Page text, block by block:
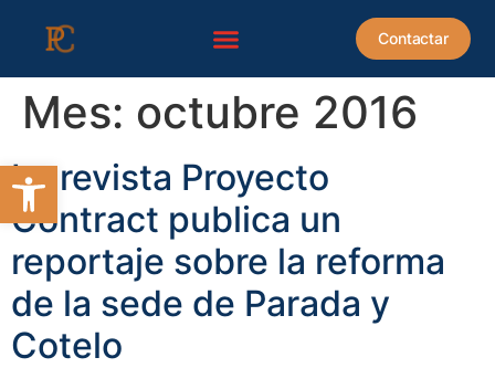
Abrir barra de herramientas
Contactar
Mes: octubre 2016
La revista Proyecto
Contract publica un
reportaje sobre la reforma
de la sede de Parada y
Cotelo